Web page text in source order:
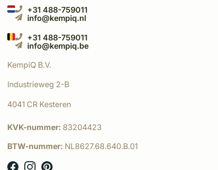
+31 488-759011
info@kempiq.nl
+31 488-759011
info@kempiq.be
KempíQ B.V.
Industrieweg 2-B
4041 CR Kesteren
KVK-nummer: 83204423
BTW-nummer: NL8627.68.640.B.01